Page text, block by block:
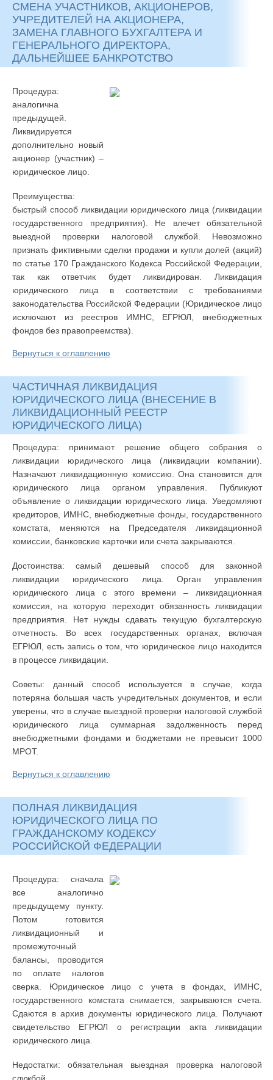
СМЕНА УЧАСТНИКОВ, АКЦИОНЕРОВ,
УЧРЕДИТЕЛЕЙ НА АКЦИОНЕРА,
ЗАМЕНА ГЛАВНОГО БУХГАЛТЕРА И
ГЕНЕРАЛЬНОГО ДИРЕКТОРА,
ДАЛЬНЕЙШЕЕ БАНКРОТСТВО
Процедура:
аналогична
предыдущей.
Ликвидируется
дополнительно новый
акционер (участник) –
юридическое лицо.
Преимущества:
быстрый способ ликвидации юридического лица (ликвидации
государственного предприятия). Не влечет обязательной
выездной проверки налоговой службой. Невозможно
признать фиктивными сделки продажи и купли долей (акций)
по статье 170 Гражданского Кодекса Российской Федерации,
так как ответчик будет ликвидирован. Ликвидация
юридического лица в соответствии с требованиями
законодательства Российской Федерации (Юридическое лицо
исключают из реестров ИМНС, ЕГРЮЛ, внебюджетных
фондов без правопреемства).
Вернуться к оглавлению
ЧАСТИЧНАЯ ЛИКВИДАЦИЯ
ЮРИДИЧЕСКОГО ЛИЦА (ВНЕСЕНИЕ В
ЛИКВИДАЦИОННЫЙ РЕЕСТР
ЮРИДИЧЕСКОГО ЛИЦА)
Процедура: принимают решение общего собрания о
ликвидации юридического лица (ликвидации компании).
Назначают ликвидационную комиссию. Она становится для
юридического лица органом управления. Публикуют
объявление о ликвидации юридического лица. Уведомляют
кредиторов, ИМНС, внебюджетные фонды, государственного
комстата, меняются на Председателя ликвидационной
комиссии, банковские карточки или счета закрываются.
Достоинства: самый дешевый способ для законной
ликвидации юридического лица. Орган управления
юридического лица с этого времени – ликвидационная
комиссия, на которую переходит обязанность ликвидации
предприятия. Нет нужды сдавать текущую бухгалтерскую
отчетность. Во всех государственных органах, включая
ЕГРЮЛ, есть запись о том, что юридическое лицо находится
в процессе ликвидации.
Советы: данный способ используется в случае, когда
потеряна большая часть учредительных документов, и если
уверены, что в случае выездной проверки налоговой службой
юридического лица суммарная задолженность перед
внебюджетными фондами и бюджетами не превысит 1000
МРОТ.
Вернуться к оглавлению
ПОЛНАЯ ЛИКВИДАЦИЯ
ЮРИДИЧЕСКОГО ЛИЦА ПО
ГРАЖДАНСКОМУ КОДЕКСУ
РОССИЙСКОЙ ФЕДЕРАЦИИ
Процедура: сначала
все аналогично
предыдущему пункту.
Потом готовится
ликвидационный и
промежуточный
балансы, проводится
по оплате налогов
сверка. Юридическое лицо с учета в фондах, ИМНС,
государственного комстата снимается, закрываются счета.
Сдаются в архив документы юридического лица. Получают
свидетельство ЕГРЮЛ о регистрации акта ликвидации
юридического лица.
Недостатки: обязательная выездная проверка налоговой